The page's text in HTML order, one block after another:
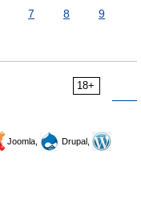
7 8
9
18+
Joomla,
Drupal,